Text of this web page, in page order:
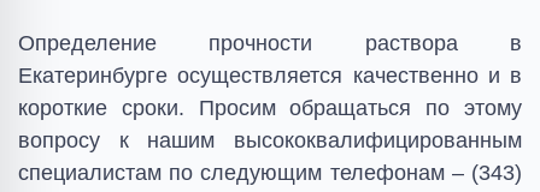
Определение прочности раствора в
Екатеринбурге осуществляется качественно и в
короткие сроки. Просим обращаться по этому
вопросу к нашим высококвалифицированным
специалистам по следующим телефонам – (343)